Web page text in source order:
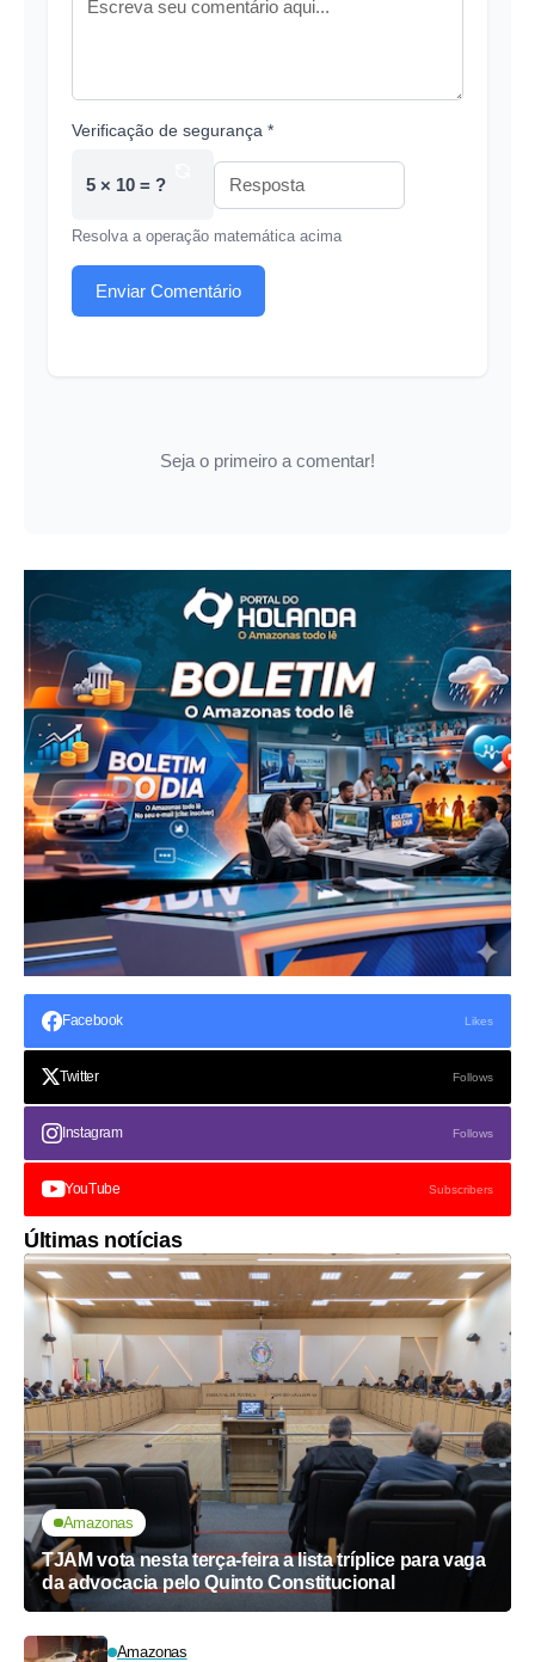
Verificação de segurança *
5 × 10 = ?
Resolva a operação matemática acima
Enviar Comentário
Seja o primeiro a comentar!
Facebook Likes
Twitter Follows
Instagram Follows
YouTube Subscribers
Últimas notícias
Amazonas
TJAM vota nesta terça-feira a lista tríplice para vaga
da advocacia pelo Quinto Constitucional
Amazonas